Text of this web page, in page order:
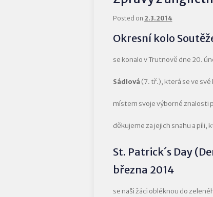
Posted on 2.3.2014
Okresní kolo
se konalo v Trutnově dne 20.
Sádlová (7. tř.), která se ve
místem svoje výborné znalosti
děkujeme za jejich snahu a píli,
St. Patrick´s Day
března 2014
se naši žáci obléknou do